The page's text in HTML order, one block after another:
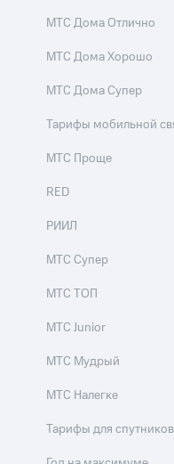
МТС Дома Отлично
МТС Дома Хорошо
МТС Дома Супер
Тарифы мобильной
МТС Проще
RED
РИИЛ
МТС Супер
МТС ТОП
МТС Junior
МТС Мудрый
МТС Налегке
Тарифы для